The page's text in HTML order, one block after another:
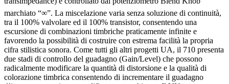
marchiato “∞”. La miscelazione varia senza soluzione di continuità,
tra il 100% valvolare ed il 100% transistor, consentendo una
escursione di combinazioni timbriche praticamente infinite e
favorendo la possibilità di costruire con estrema facilità la propria
cifra stilistica sonora. Come tutti gli altri progetti UA, il 710 presenta
due stadi di controllo del guadagno (Gain/Level) che possono
radicalmente modificare la quantità di distorsione e la qualità di
colorazione timbrica consentendo di incrementare il guadagno